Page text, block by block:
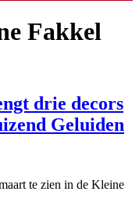
Fakkel
drie decors
Geluiden
te zien in de Kleine